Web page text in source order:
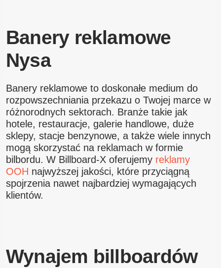
Banery reklamowe
Nysa
Banery reklamowe to doskonałe medium do
rozpowszechniania przekazu o Twojej marce w
różnorodnych sektorach. Branże takie jak
hotele, restauracje, galerie handlowe, duże
sklepy, stacje benzynowe, a także wiele innych
mogą skorzystać na reklamach w formie
bilbordu. W Billboard-X oferujemy reklamy
OOH najwyższej jakości, które przyciągną
spojrzenia nawet najbardziej wymagających
klientów.
Wynajem billboardów